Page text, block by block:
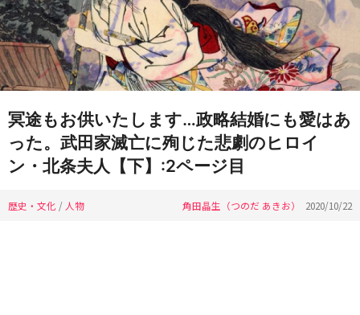
冥途もお供いたします…政略結婚にも愛はあ
った。武田家滅亡に殉じた悲劇のヒロイ
ン・北条夫人【下】:2ページ目
歴史・文化 / 人物 角田晶生（つのだ あきお） 2020/10/22